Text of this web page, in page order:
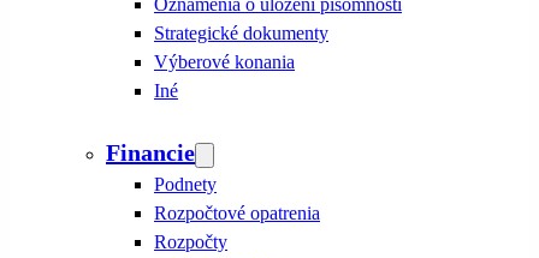
Oznámenia o uložení písomnosti
Strategické dokumenty
Výberové konania
Iné
Financie
Podnety
Rozpočtové opatrenia
Rozpočty